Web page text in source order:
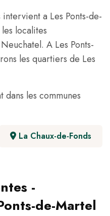
a Les Ponts-de-
localites
A Les Ponts-
les quartiers de Les
les communes
La Chaux-de-Fonds
-
de-Martel